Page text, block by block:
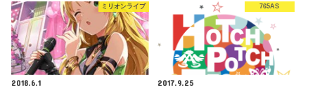
ミリオンライブ
2018.6.1
765AS
2017.9.25